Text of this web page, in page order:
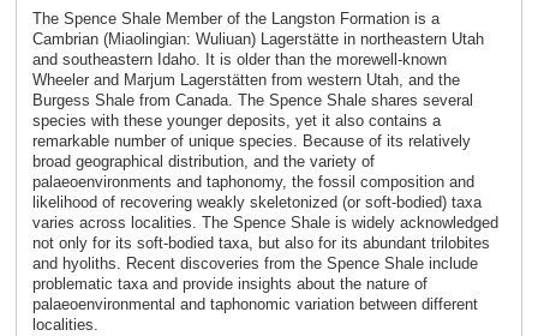
The Spence Shale Member of the Langston Formation is a
Cambrian (Miaolingian: Wuliuan) Lagerstätte in northeastern Utah
and southeastern Idaho. It is older than the morewell-known
Wheeler and Marjum Lagerstätten from western Utah, and the
Burgess Shale from Canada. The Spence Shale shares several
species with these younger deposits, yet it also contains a
remarkable number of unique species. Because of its relatively
broad geographical distribution, and the variety of
palaeoenvironments and taphonomy, the fossil composition and
likelihood of recovering weakly skeletonized (or soft-bodied) taxa
varies across localities. The Spence Shale is widely acknowledged
not only for its soft-bodied taxa, but also for its abundant trilobites
and hyoliths. Recent discoveries from the Spence Shale include
problematic taxa and provide insights about the nature of
palaeoenvironmental and taphonomic variation between different
localities.